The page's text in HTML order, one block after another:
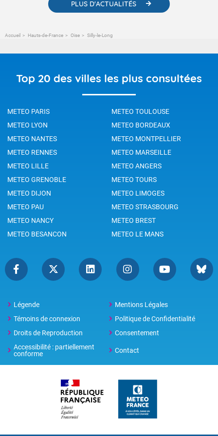
PLUS D'ACTUALITÉS
Accueil Hauts-de-France Oise Silly-le-Long
Top 20 des villes les plus consultées
METEO PARIS
METEO TOULOUSE
METEO LYON
METEO BORDEAUX
METEO NANTES
METEO MONTPELLIER
METEO RENNES
METEO MARSEILLE
METEO LILLE
METEO ANGERS
METEO GRENOBLE
METEO TOURS
METEO DIJON
METEO LIMOGES
METEO PAU
METEO STRASBOURG
METEO NANCY
METEO BREST
METEO BESANCON
METEO LE MANS
Légende
Mentions Légales
Témoins de connexion
Politique de Confidentialité
Droits de Reproduction
Consentement
Accessibilité : partiellement
conforme
Contact